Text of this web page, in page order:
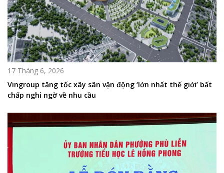
17 Tháng 6, 2026
Vingroup tăng tốc xây sân vận động ‘lớn nhất thế giới’ bất
chấp nghi ngờ về nhu cầu